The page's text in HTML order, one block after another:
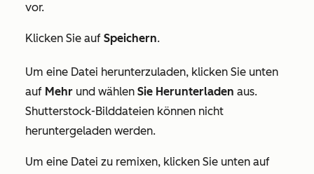
vor.
Klicken Sie auf Speichern.
Um eine Datei herunterzuladen, klicken Sie unten
auf Mehr und wählen Sie Herunterladen aus.
Shutterstock-Bilddateien können nicht
heruntergeladen werden.
Um eine Datei zu remixen, klicken Sie unten auf